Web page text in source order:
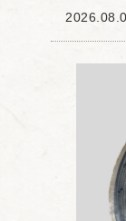
成形され